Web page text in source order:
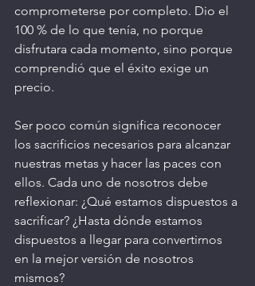
comprometerse por completo. Dio el
100 % de lo que tenía, no porque
disfrutara cada momento, sino porque
comprendió que el éxito exige un
precio.
Ser poco común significa reconocer
los sacrificios necesarios para alcanzar
nuestras metas y hacer las paces con
ellos. Cada uno de nosotros debe
reflexionar: ¿Qué estamos dispuestos a
sacrificar? ¿Hasta dónde estamos
dispuestos a llegar para convertirnos
en la mejor versión de nosotros
mismos?